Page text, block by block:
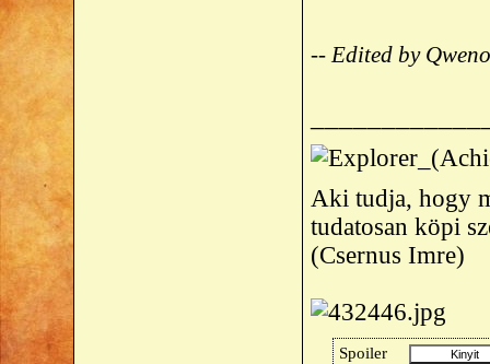
-- Edited by
Aki tudja, hogy
tudatosan köpi
(Csernus Imre)
Spoiler